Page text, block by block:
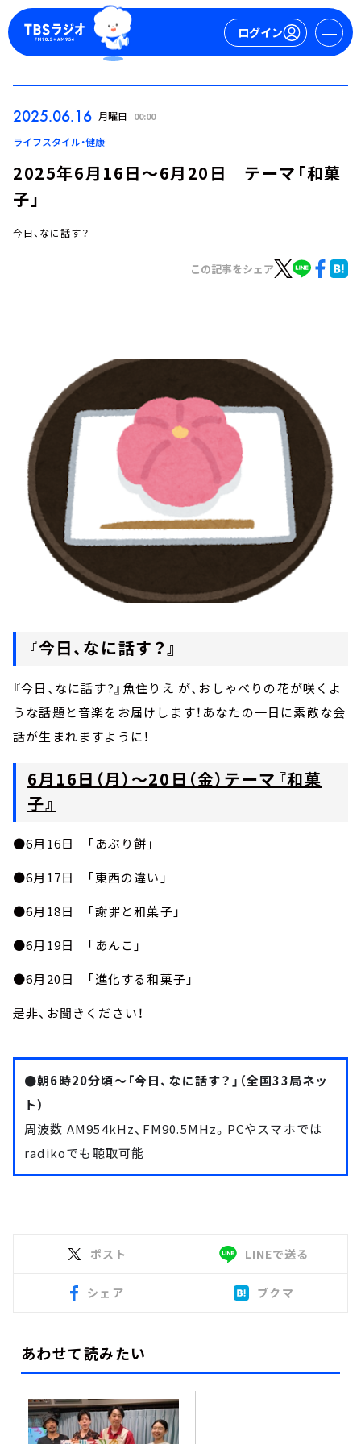
ログイン
ログイン
お知らせ
イベント・グッズ
YouTube
会社情報
2025.06.16 月曜日 00:00
ライフスタイル・健康
2025年6月16日～6月20日 テーマ「和菓
子」
今日、なに話す？
この記事をシェア
『今日、なに話す？』
『今日、なに話す?』魚住りえ が、おしゃべりの花が咲くよ
うな話題と音楽をお届けします！あなたの一日に素敵な会
話が生まれますように！
6月16日（月）～20日（金）テーマ『和菓
子』
●6月16日 「あぶり餅」
●6月17日 「東西の違い」
●6月18日 「謝罪と和菓子」
●6月19日 「あんこ」
●6月20日 「進化する和菓子」
是非、お聞きください！
●朝6時20分頃～「今日、なに話す？」（全国33局ネッ
ト）
周波数 AM954kHz、FM90.5MHz。PCやスマホでは
radikoでも聴取可能
ポスト LINEで送る
シェア ブクマ
あわせて読みたい